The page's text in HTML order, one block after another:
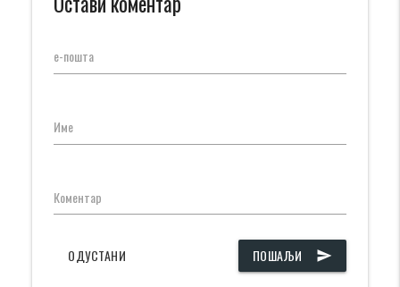
е-пошта
Име
Коментар
ПОШАЉИ send
ОДУСТАНИ